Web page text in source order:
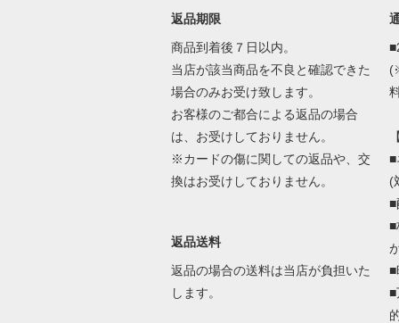
返品期限
商品到着後７日以内。
当店が該当商品を不良と確認できた
場合のみお受け致します。
お客様のご都合による返品の場合
は、お受けしておりません。
※カードの傷に関しての返品や、交
換はお受けしておりません。
返品送料
返品の場合の送料は当店が負担いた
します。
■
(
■
■
■
■